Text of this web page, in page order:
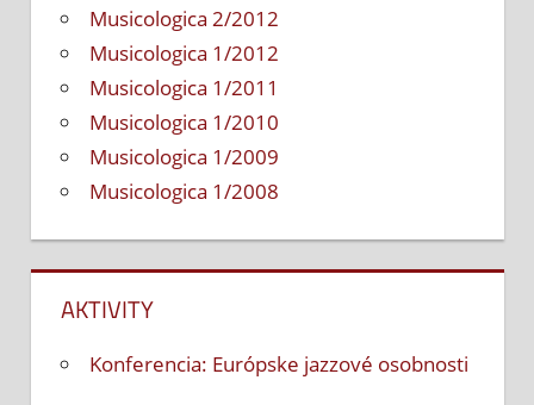
Musicologica 2/2012
Musicologica 1/2012
Musicologica 1/2011
Musicologica 1/2010
Musicologica 1/2009
Musicologica 1/2008
AKTIVITY
Konferencia: Európske jazzové osobnosti